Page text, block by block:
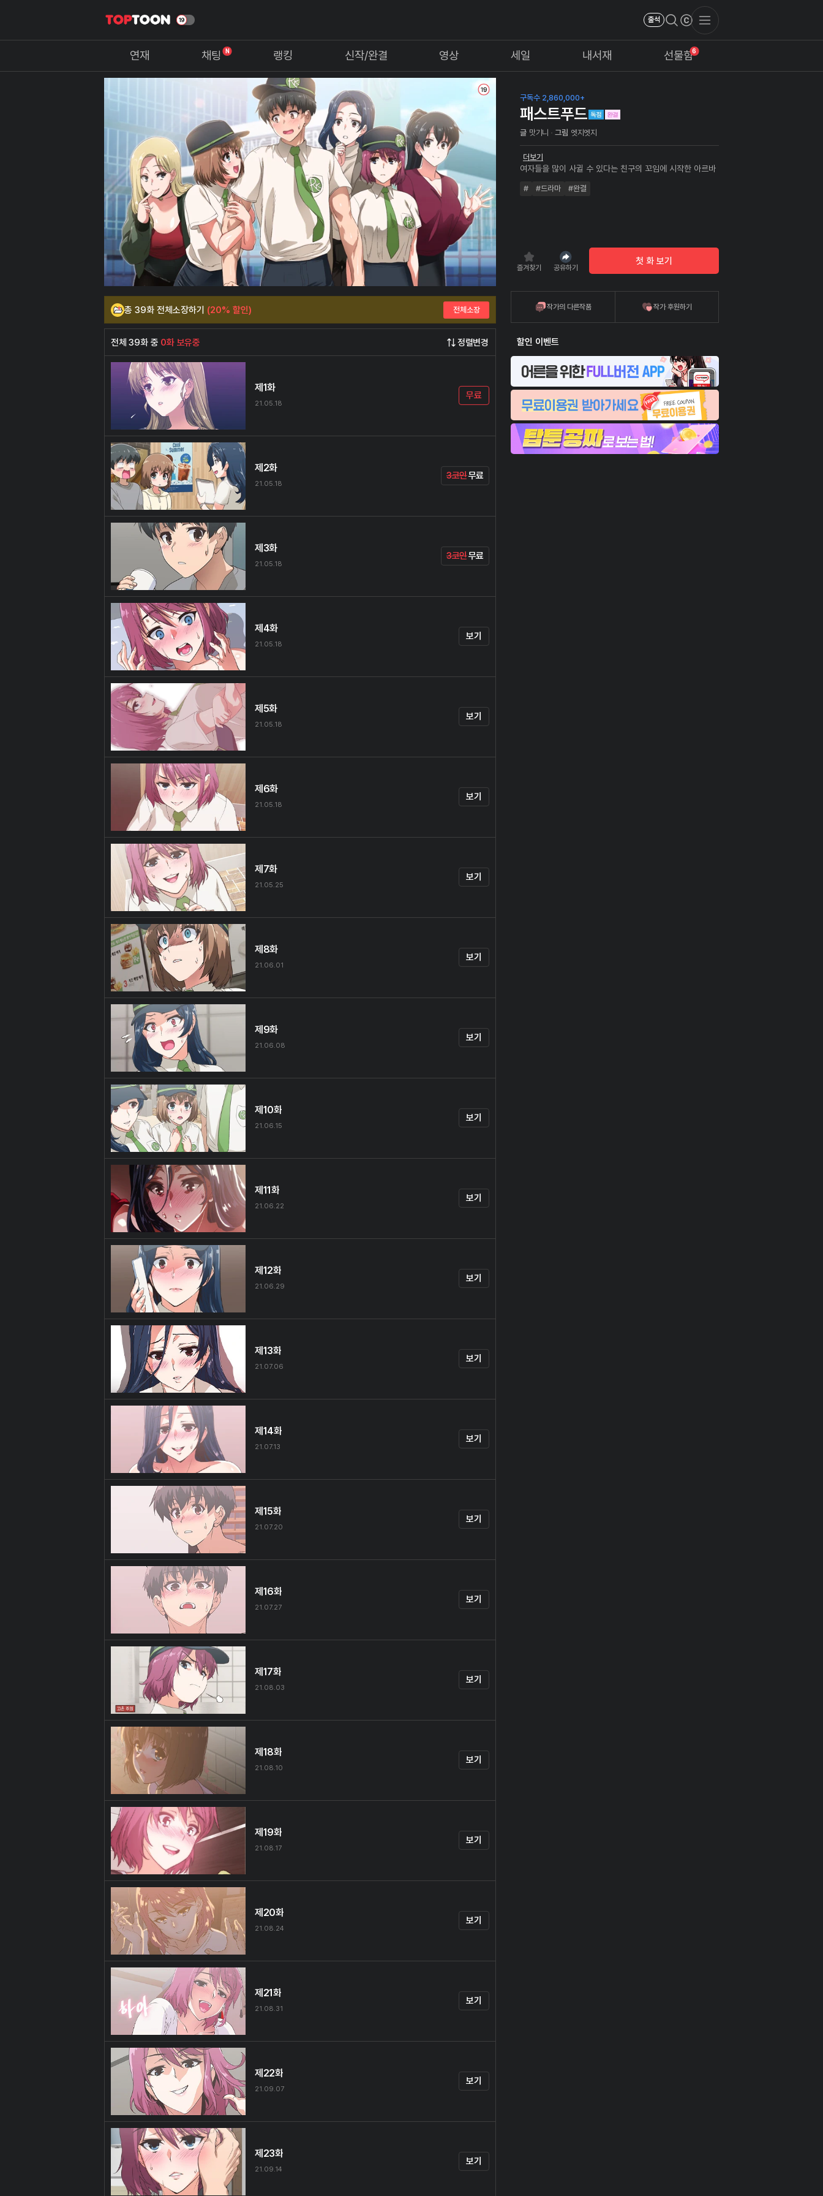
출석
연재 채팅 N 랭킹 신작/완결 영상 세일 내서재 6
선물함
구독수 2,860,000+
패스트푸드
글 맛기니 그림 엣지엣지
더보기
여자들을 많이 사귈 수 있다는 친구의 꼬임에 시작한 아르바
"오빠, 힘들면 저희 집에서 라면 먹을래요?"
# #드라마 #완결
즐겨찾기 공유하기
첫 화 보기
작가의 다른작품 작가 후원하기
할인 이벤트
총 39화 전체소장하기 (20% 할인) 전체소장
전체 39화 중 0화 보유중 정렬변경
제1화
21.05.18
무료
제2화
21.05.18
3코인무료
제3화
21.05.18
3코인무료
제4화
21.05.18
보기
제5화
21.05.18
보기
제6화
21.05.18
보기
제7화
21.05.25
보기
제8화
21.06.01
보기
제9화
21.06.08
보기
제10화
21.06.15
보기
제11화
21.06.22
보기
제12화
21.06.29
보기
제13화
21.07.06
보기
제14화
21.07.13
보기
제15화
21.07.20
보기
제16화
21.07.27
보기
제17화
21.08.03
보기
제18화
21.08.10
보기
제19화
21.08.17
보기
제20화
21.08.24
보기
제21화
21.08.31
보기
제22화
21.09.07
보기
제23화
21.09.14
보기